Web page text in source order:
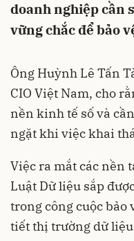
doanh nghiệp cần
vững chắc để bảo
Ông Huỳnh Lê Tấn
CIO Việt Nam, cho
nền kinh tế số và
ngặt khi việc khai
Việc ra mắt các nền
Luật Dữ liệu sắp
trong công cuộc
tiết thị trường dữ